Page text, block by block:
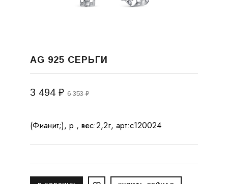
AG 925 СЕРЬГИ
3 494 ₽ 6 353 ₽
(Фианит;), р., вес:2,2г, арт:с120024